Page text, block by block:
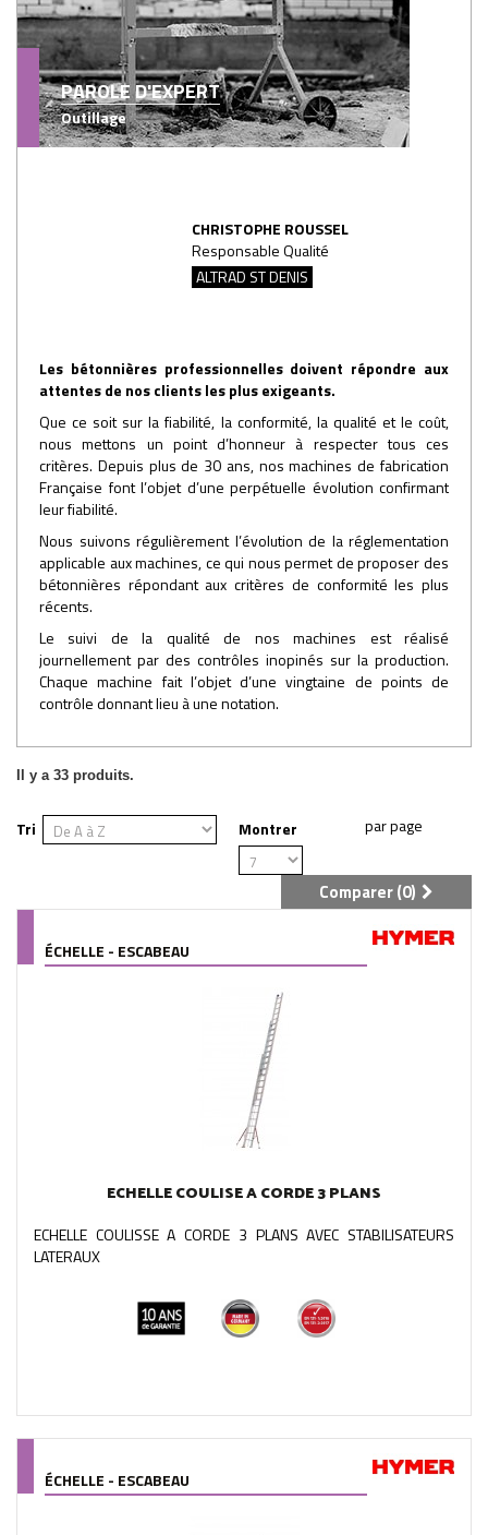
PAROLE D'EXPERT
Outillage
CHRISTOPHE ROUSSEL
Responsable Qualité
ALTRAD ST DENIS
Les bétonnières professionnelles doivent répondre aux
attentes de nos clients les plus exigeants.
Que ce soit sur la fiabilité, la conformité, la qualité et le coût,
nous mettons un point d’honneur à respecter tous ces
critères. Depuis plus de 30 ans, nos machines de fabrication
Française font l’objet d’une perpétuelle évolution confirmant
leur fiabilité.
Nous suivons régulièrement l’évolution de la réglementation
applicable aux machines, ce qui nous permet de proposer des
bétonnières répondant aux critères de conformité les plus
récents.
Le suivi de la qualité de nos machines est réalisé
journellement par des contrôles inopinés sur la production.
Chaque machine fait l’objet d’une vingtaine de points de
contrôle donnant lieu à une notation.
Il y a 33 produits.
Tri Montrer
Comparer (0)
ÉCHELLE - ESCABEAU
ECHELLE COULISE A CORDE 3 PLANS
ECHELLE COULISSE A CORDE 3 PLANS AVEC STABILISATEURS
LATERAUX
ÉCHELLE - ESCABEAU